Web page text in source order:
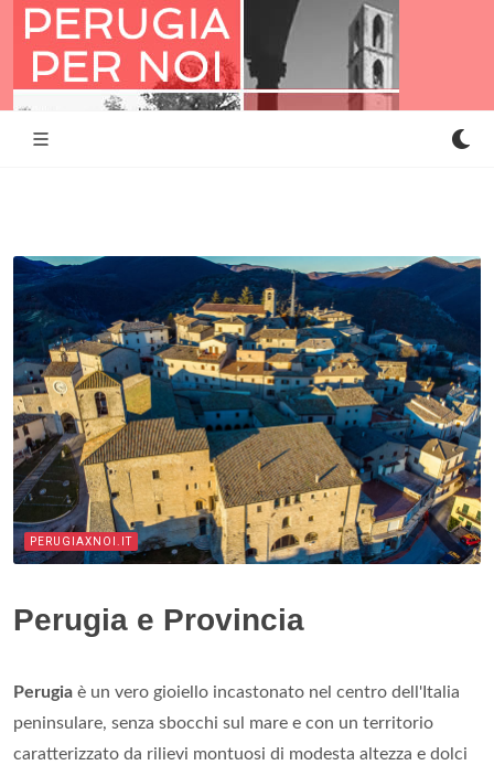
PERUGIAXNOI.IT
Perugia e Provincia
Perugia è un vero gioiello incastonato nel centro dell'Italia
peninsulare, senza sbocchi sul mare e con un territorio
caratterizzato da rilievi montuosi di modesta altezza e dolci